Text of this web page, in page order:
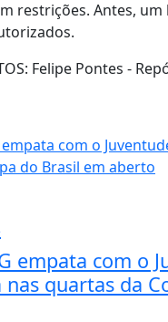
restrições. Antes,
Felipe Pontes -
empata com o
nas quartas da